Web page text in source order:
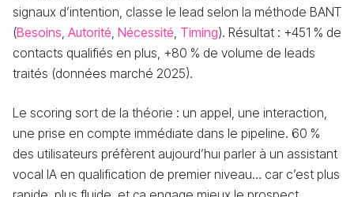
signaux d’intention, classe le lead selon la méthode BANT
(Besoins, Autorité, Nécessité, Timing). Résultat : +451 % de
contacts qualifiés en plus, +80 % de volume de leads
traités (données marché 2025).
Le scoring sort de la théorie : un appel, une interaction,
une prise en compte immédiate dans le pipeline. 60 %
des utilisateurs préfèrent aujourd’hui parler à un assistant
vocal IA en qualification de premier niveau… car c’est plus